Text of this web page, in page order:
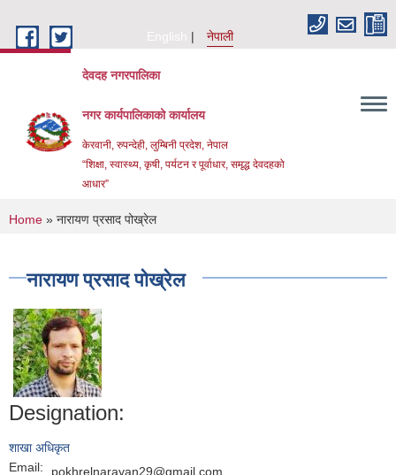
English
नेपाली
देवदह नगरपालिका
नगर कार्यपालिकाको कार्यालय
केरवानी, रुपन्देही, लुम्बिनी प्रदेश, नेपाल
“शिक्षा, स्वास्थ्य, कृषी, पर्यटन र पूर्वाधार, समृद्ध देवदहको
आधार”
You are here
Home » नारायण प्रसाद पोख्रेल
नारायण प्रसाद पोख्रेल
Designation:
शाखा अधिकृत
Email:
pokhrelnarayan29@gmail.com